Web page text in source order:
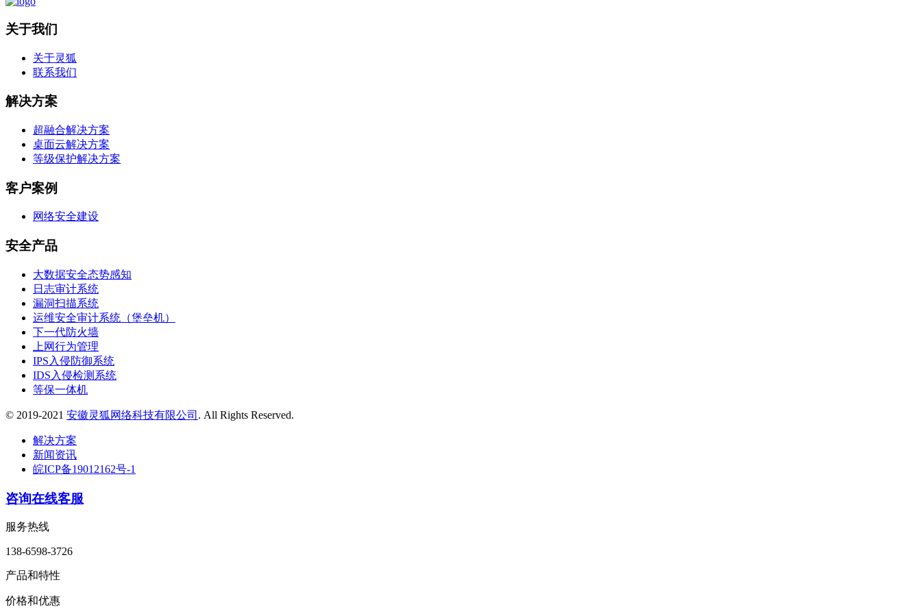
关于我们
关于灵狐
联系我们
解决方案
超融合解决方案
桌面云解决方案
等级保护解决方案
客户案例
网络安全建设
安全产品
大数据安全态势感知
日志审计系统
漏洞扫描系统
运维安全审计系统（堡垒机）
下一代防火墙
上网行为管理
IPS入侵防御系统
IDS入侵检测系统
等保一体机
© 2019-2021 安徽灵狐网络科技有限公司 . All Rights Reserved.
解决方案
新闻资讯
皖ICP备19012162号-1
咨询在线客服
服务热线
138-6598-3726
产品和特性
价格和优惠